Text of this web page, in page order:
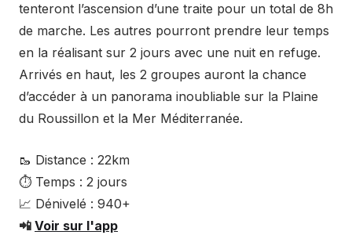
tenteront l’ascension d’une traite pour un total de 8h
de marche. Les autres pourront prendre leur temps
en la réalisant sur 2 jours avec une nuit en refuge.
Arrivés en haut, les 2 groupes auront la chance
d’accéder à un panorama inoubliable sur la Plaine
du Roussillon et la Mer Méditerranée.
🥾 Distance : 22km
⏱ Temps : 2 jours
📈 Dénivelé : 940+
📲 Voir sur l'app